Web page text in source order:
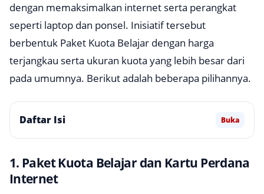
dengan memaksimalkan internet serta perangkat
seperti laptop dan ponsel. Inisiatif tersebut
berbentuk Paket Kuota Belajar dengan harga
terjangkau serta ukuran kuota yang lebih besar dari
pada umumnya. Berikut adalah beberapa pilihannya.
Daftar Isi Buka
1. Paket Kuota Belajar dan Kartu Perdana
Internet